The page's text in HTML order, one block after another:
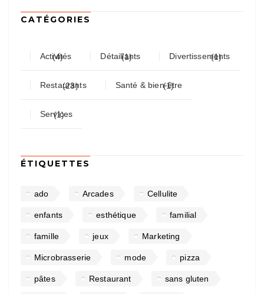
CATÉGORIES
Activités
(4) Détaillants
(1) Divertissements
(1)
Restaurants
(23) Santé & bien-être
(1)
Services
(1)
ÉTIQUETTES
ado Arcades Cellulite
enfants esthétique familial
famille jeux Marketing
Microbrasserie mode pizza
pâtes Restaurant sans gluten